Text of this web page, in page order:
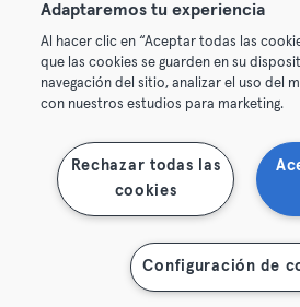
© 2026 Urban Sports Group
Términos y condiciones Privacidad
Rescindir contratos aquí
Adaptaremos tu experiencia
Al hacer clic en “Aceptar todas las
que las cookies se guarden en su
navegación del sitio, analizar el uso del
con nuestros estudios para marketing.
Rechazar todas las
cookies
Configuración de